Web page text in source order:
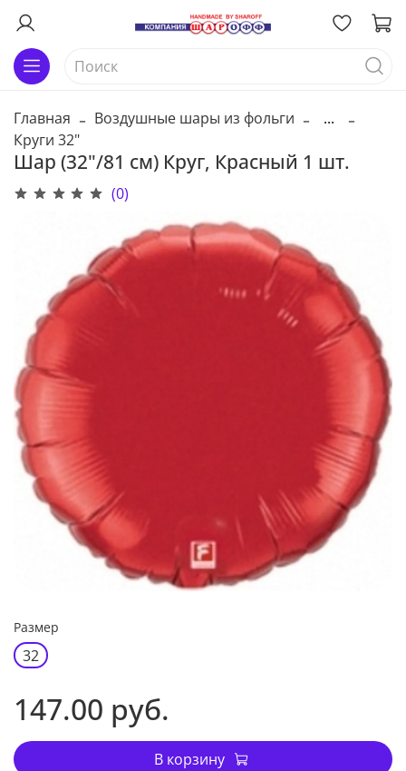
Главная Воздушные шары из фольги
...
Круги 32"
Шар (32"/81 см) Круг, Красный 1 шт.
(0)
Размер
32
147.00 руб.
В корзину